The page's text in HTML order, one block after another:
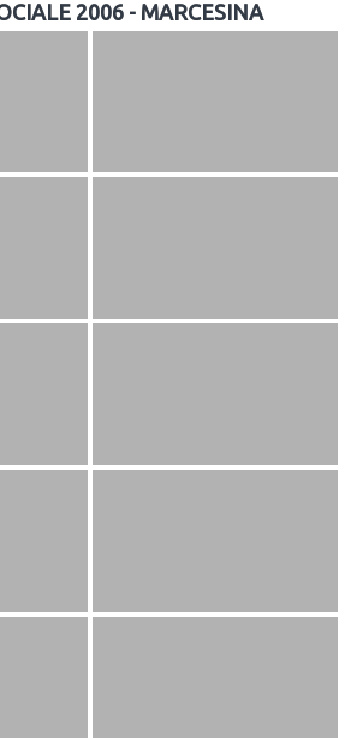
2006 - MARCESINA